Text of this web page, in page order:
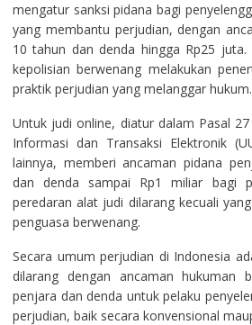
mengatur sanksi pidana bagi
yang membantu perjudian, dengan
10 tahun dan denda hingga Rp25
kepolisian berwenang melakukan
praktik perjudian yang melanggar hukum.
Untuk judi online, diatur dalam Pasal
Informasi dan Transaksi Elektronik
lainnya, memberi ancaman pidana
dan denda sampai Rp1 miliar bagi
peredaran alat judi dilarang kecuali
penguasa berwenang.
Secara umum perjudian di Indonesia
dilarang dengan ancaman hukuman
penjara dan denda untuk pelaku
perjudian, baik secara konvensional